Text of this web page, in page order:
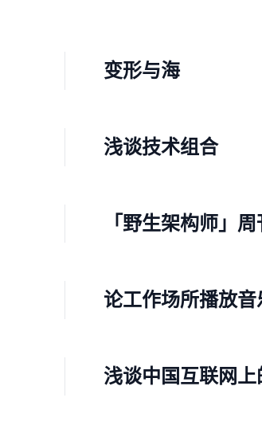
变形与海
浅谈技术组合
「野生架构师」周
论工作场所播放
浅谈中国互联网